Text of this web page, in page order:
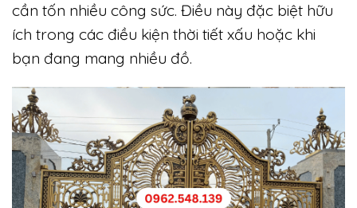
cần tốn nhiều công sức. Điều này đặc biệt hữu
ích trong các điều kiện thời tiết xấu hoặc khi
bạn đang mang nhiều đồ.